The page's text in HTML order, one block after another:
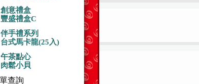
創意禮盒
豐盛禮盒C
伴手禮系列
台式馬卡龍(25入)
午茶點心
肉鬆小貝